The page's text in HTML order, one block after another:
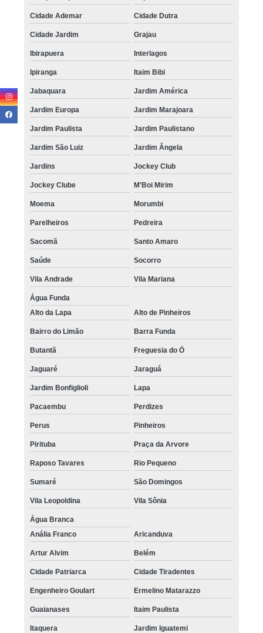
Cidade Ademar Cidade Dutra
Cidade Jardim Grajau
Ibirapuera Interlagos
Ipiranga Itaim Bibi
Jabaquara Jardim América
Jardim Europa Jardim Marajoara
Jardim Paulista Jardim Paulistano
Jardim São Luiz Jardim Ângela
Jardins Jockey Club
Jockey Clube M'Boi Mirim
Moema Morumbi
Parelheiros Pedreira
Sacomã Santo Amaro
Saúde Socorro
Vila Andrade Vila Mariana
Água Funda
Alto da Lapa
Alto de Pinheiros
Bairro do Limão Barra Funda
Butantã Freguesia do Ó
Jaguaré Jaraguá
Jardim Bonfiglioli Lapa
Pacaembu Perdizes
Perus Pinheiros
Pirituba Praça da Arvore
Raposo Tavares Rio Pequeno
Sumaré São Domingos
Vila Leopoldina Vila Sônia
Água Branca
Anália Franco
Aricanduva
Artur Alvim Belém
Cidade Patriarca Cidade Tiradentes
Engenheiro Goulart Ermelino Matarazzo
Guaianases Itaim Paulista
Itaquera Jardim Iguatemi